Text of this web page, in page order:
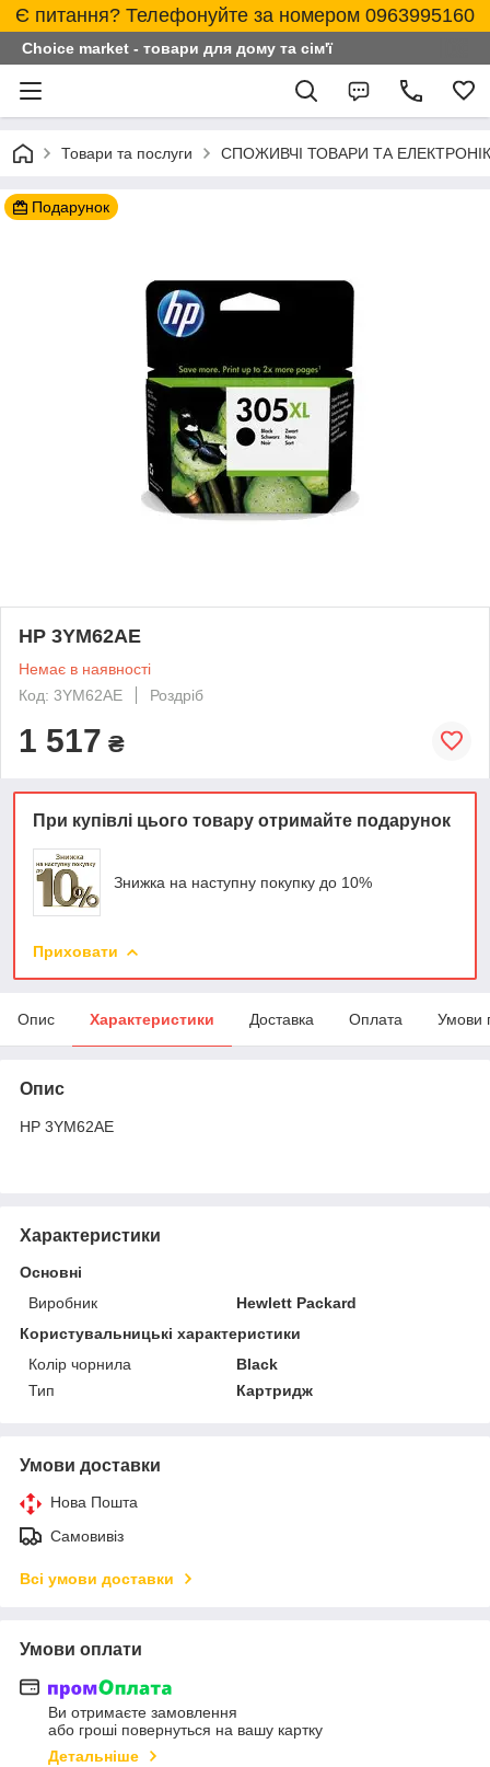
Є питання? Телефонуйте за номером 0963995160
Choice market - товари для дому та сім'ї
Товари та послуги СПОЖИВЧІ ТОВАРИ ТА
Подарунок
HP 3YM62AE
Немає в наявності
Код: 3YM62AE
Роздріб
1 517 ₴
При купівлі цього товару отримайте подарунок
Знижка на наступну покупку до 10%
Приховати
Опис Характеристики Доставка Оплата Умови
Опис
HP 3YM62AE
Характеристики
Основні
Виробник
Hewlett Packard
Користувальницькі характеристики
Колір чорнила
Black
Тип
Картридж
Умови доставки
Нова Пошта
Самовивіз
Всі умови доставки
Умови оплати
Ви отримаєте замовлення
або гроші повернуться на вашу картку
Детальніше